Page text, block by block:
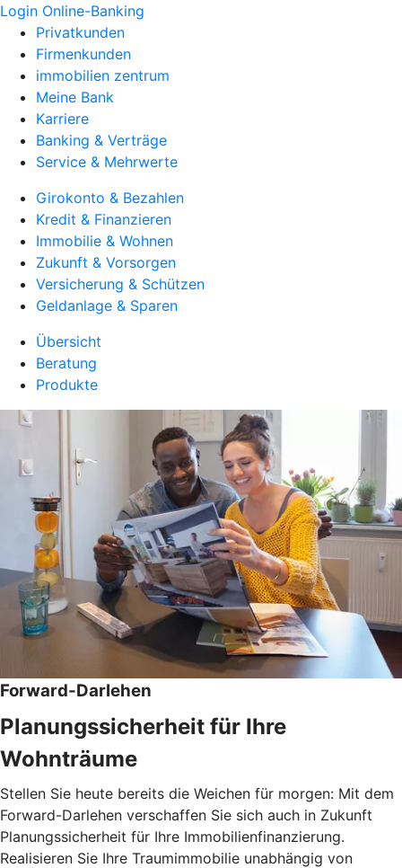
Login Online-Banking
Privatkunden
Firmenkunden
immobilien zentrum
Meine Bank
Karriere
Banking & Verträge
Service & Mehrwerte
Girokonto & Bezahlen
Kredit & Finanzieren
Immobilie & Wohnen
Zukunft & Vorsorgen
Versicherung & Schützen
Geldanlage & Sparen
Übersicht
Beratung
Produkte
Forward-Darlehen
Planungssicherheit für Ihre
Wohnträume
Stellen Sie heute bereits die Weichen für morgen: Mit dem
Forward-Darlehen verschaffen Sie sich auch in Zukunft
Planungssicherheit für Ihre Immobilienfinanzierung.
Realisieren Sie Ihre Traumimmobilie unabhängig von